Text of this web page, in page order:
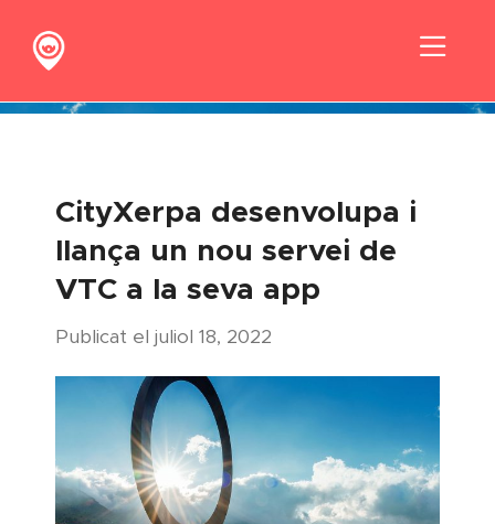
content
CityXerpa
Contacta
CityXerpa desenvolupa i
llança un nou servei de
VTC a la seva app
Publicat el juliol 18, 2022